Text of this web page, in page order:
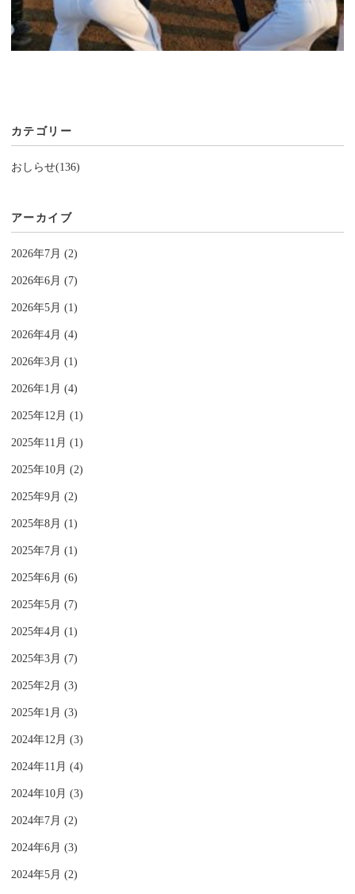
カテゴリー
おしらせ(136)
アーカイブ
2026年7月 (2)
2026年6月 (7)
2026年5月 (1)
2026年4月 (4)
2026年3月 (1)
2026年1月 (4)
2025年12月 (1)
2025年11月 (1)
2025年10月 (2)
2025年9月 (2)
2025年8月 (1)
2025年7月 (1)
2025年6月 (6)
2025年5月 (7)
2025年4月 (1)
2025年3月 (7)
2025年2月 (3)
2025年1月 (3)
2024年12月 (3)
2024年11月 (4)
2024年10月 (3)
2024年7月 (2)
2024年6月 (3)
2024年5月 (2)